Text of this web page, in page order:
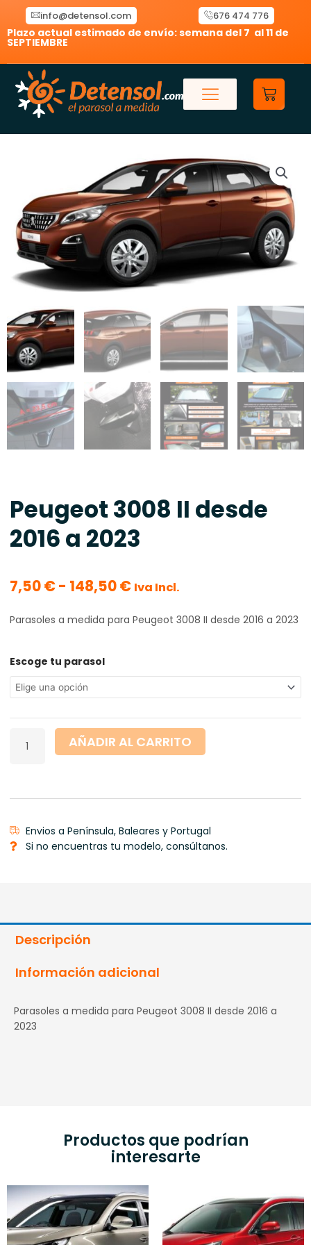
contenido
info@detensol.com 676 474 776
Plazo actual estimado de envío: semana del 7 al 11 de
SEPTIEMBRE
Peugeot 3008 II desde
2016 a 2023
7,50€- 148,50€Rango
precios:
desde
148,50 €
Iva Incl.
Parasoles a medida para Peugeot 3008 II desde 2016 a 2023
Escoge tu parasol
Peugeot
3008
2016
2023
AÑADIR AL CARRITO
Envios a Península, Baleares y Portugal
Si no encuentras tu modelo, consúltanos.
Descripción
Información adicional
Parasoles a medida para Peugeot 3008 II desde 2016 a
2023
Productos que podrían
interesarte
Rango
de
precios:
desde
Este
producto
tiene
múltiples
de
precios:
desde